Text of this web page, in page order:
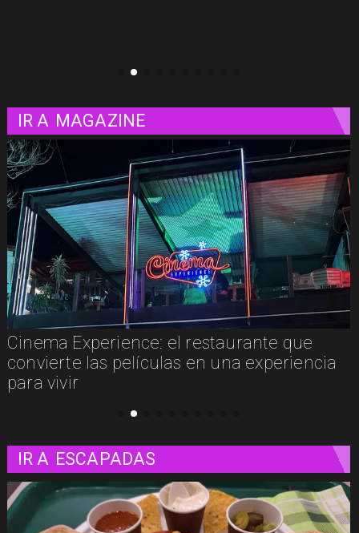
IR A MAGAZINE
Concurso de Acuarela Hardy Wistuba 2026
abre convocatoria con premio de USD
3.000
IR A ESCAPADAS